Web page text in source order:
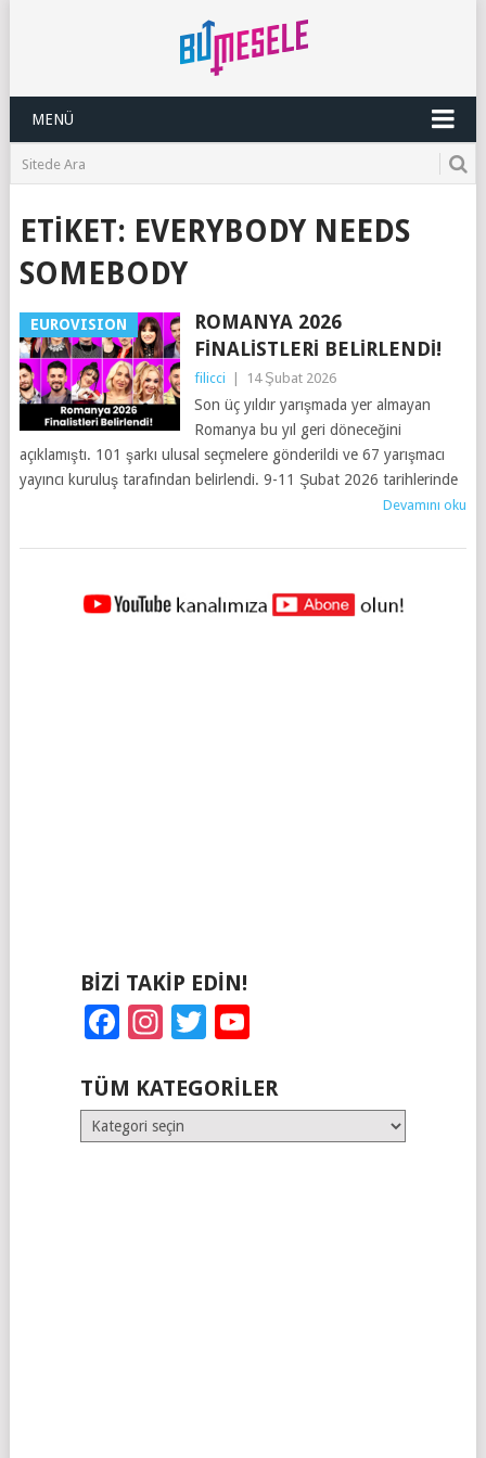
MENÜ
ETIKET: EVERYBODY NEEDS
SOMEBODY
EUROVISION
ROMANYA 2026
FINALISTLERI BELIRLENDI!
filicci 14 Şubat 2026
Son üç yıldır yarışmada yer almayan
Romanya bu yıl geri döneceğini
açıklamıştı. 101 şarkı ulusal seçmelere gönderildi ve 67 yarışmacı
yayıncı kuruluş tarafından belirlendi. 9-11 Şubat 2026 tarihlerinde
Devamını oku
YAZILAR
BIZI TAKIP EDIN!
Facebook
Instagram
Twitter
TÜM KATEGORILER
Tüm
Kategoriler